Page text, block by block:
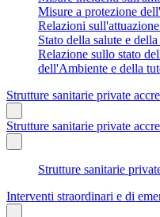
Misure a protezione
Relazioni
Stato della salute e
Relazione sullo stato
dell'Ambiente e della
Strutture sanitarie private
Strutture sanitarie private
Strutture sanitarie
Interventi straordinari e di